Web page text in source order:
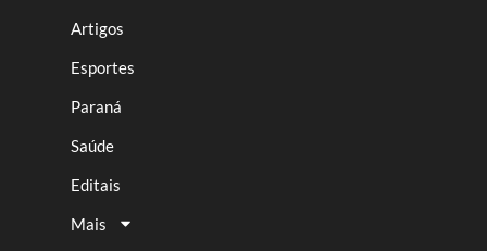
Artigos
Esportes
Paraná
Saúde
Editais
Mais